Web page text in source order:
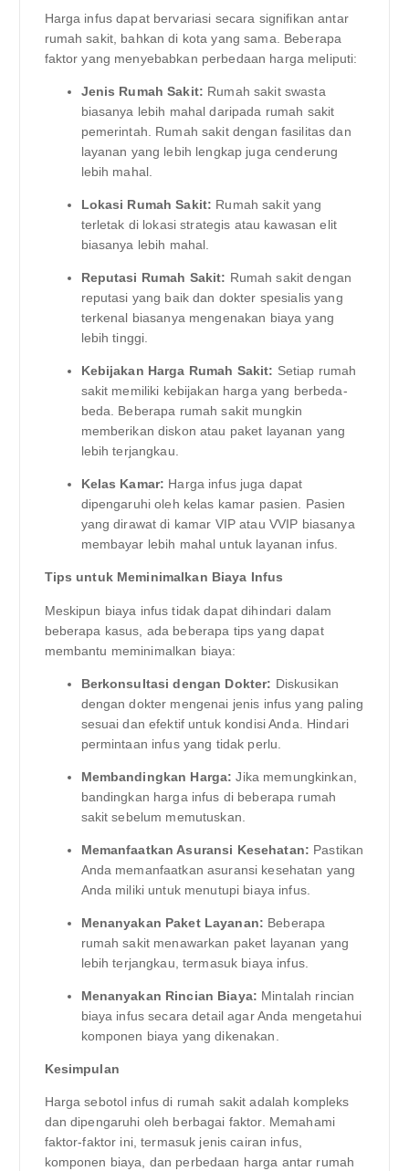
Harga infus dapat bervariasi secara signifikan antar
rumah sakit, bahkan di kota yang sama. Beberapa
faktor yang menyebabkan perbedaan harga meliputi:
Jenis Rumah Sakit: Rumah sakit swasta
biasanya lebih mahal daripada rumah sakit
pemerintah. Rumah sakit dengan fasilitas dan
layanan yang lebih lengkap juga cenderung
lebih mahal.
Lokasi Rumah Sakit: Rumah sakit yang
terletak di lokasi strategis atau kawasan elit
biasanya lebih mahal.
Reputasi Rumah Sakit: Rumah sakit dengan
reputasi yang baik dan dokter spesialis yang
terkenal biasanya mengenakan biaya yang
lebih tinggi.
Kebijakan Harga Rumah Sakit: Setiap rumah
sakit memiliki kebijakan harga yang berbeda-
beda. Beberapa rumah sakit mungkin
memberikan diskon atau paket layanan yang
lebih terjangkau.
Kelas Kamar: Harga infus juga dapat
dipengaruhi oleh kelas kamar pasien. Pasien
yang dirawat di kamar VIP atau VVIP biasanya
membayar lebih mahal untuk layanan infus.
Tips untuk Meminimalkan Biaya Infus
Meskipun biaya infus tidak dapat dihindari dalam
beberapa kasus, ada beberapa tips yang dapat
membantu meminimalkan biaya:
Berkonsultasi dengan Dokter: Diskusikan
dengan dokter mengenai jenis infus yang paling
sesuai dan efektif untuk kondisi Anda. Hindari
permintaan infus yang tidak perlu.
Membandingkan Harga: Jika memungkinkan,
bandingkan harga infus di beberapa rumah
sakit sebelum memutuskan.
Memanfaatkan Asuransi Kesehatan: Pastikan
Anda memanfaatkan asuransi kesehatan yang
Anda miliki untuk menutupi biaya infus.
Menanyakan Paket Layanan: Beberapa
rumah sakit menawarkan paket layanan yang
lebih terjangkau, termasuk biaya infus.
Menanyakan Rincian Biaya: Mintalah rincian
biaya infus secara detail agar Anda mengetahui
komponen biaya yang dikenakan.
Kesimpulan
Harga sebotol infus di rumah sakit adalah kompleks
dan dipengaruhi oleh berbagai faktor. Memahami
faktor-faktor ini, termasuk jenis cairan infus,
komponen biaya, dan perbedaan harga antar rumah